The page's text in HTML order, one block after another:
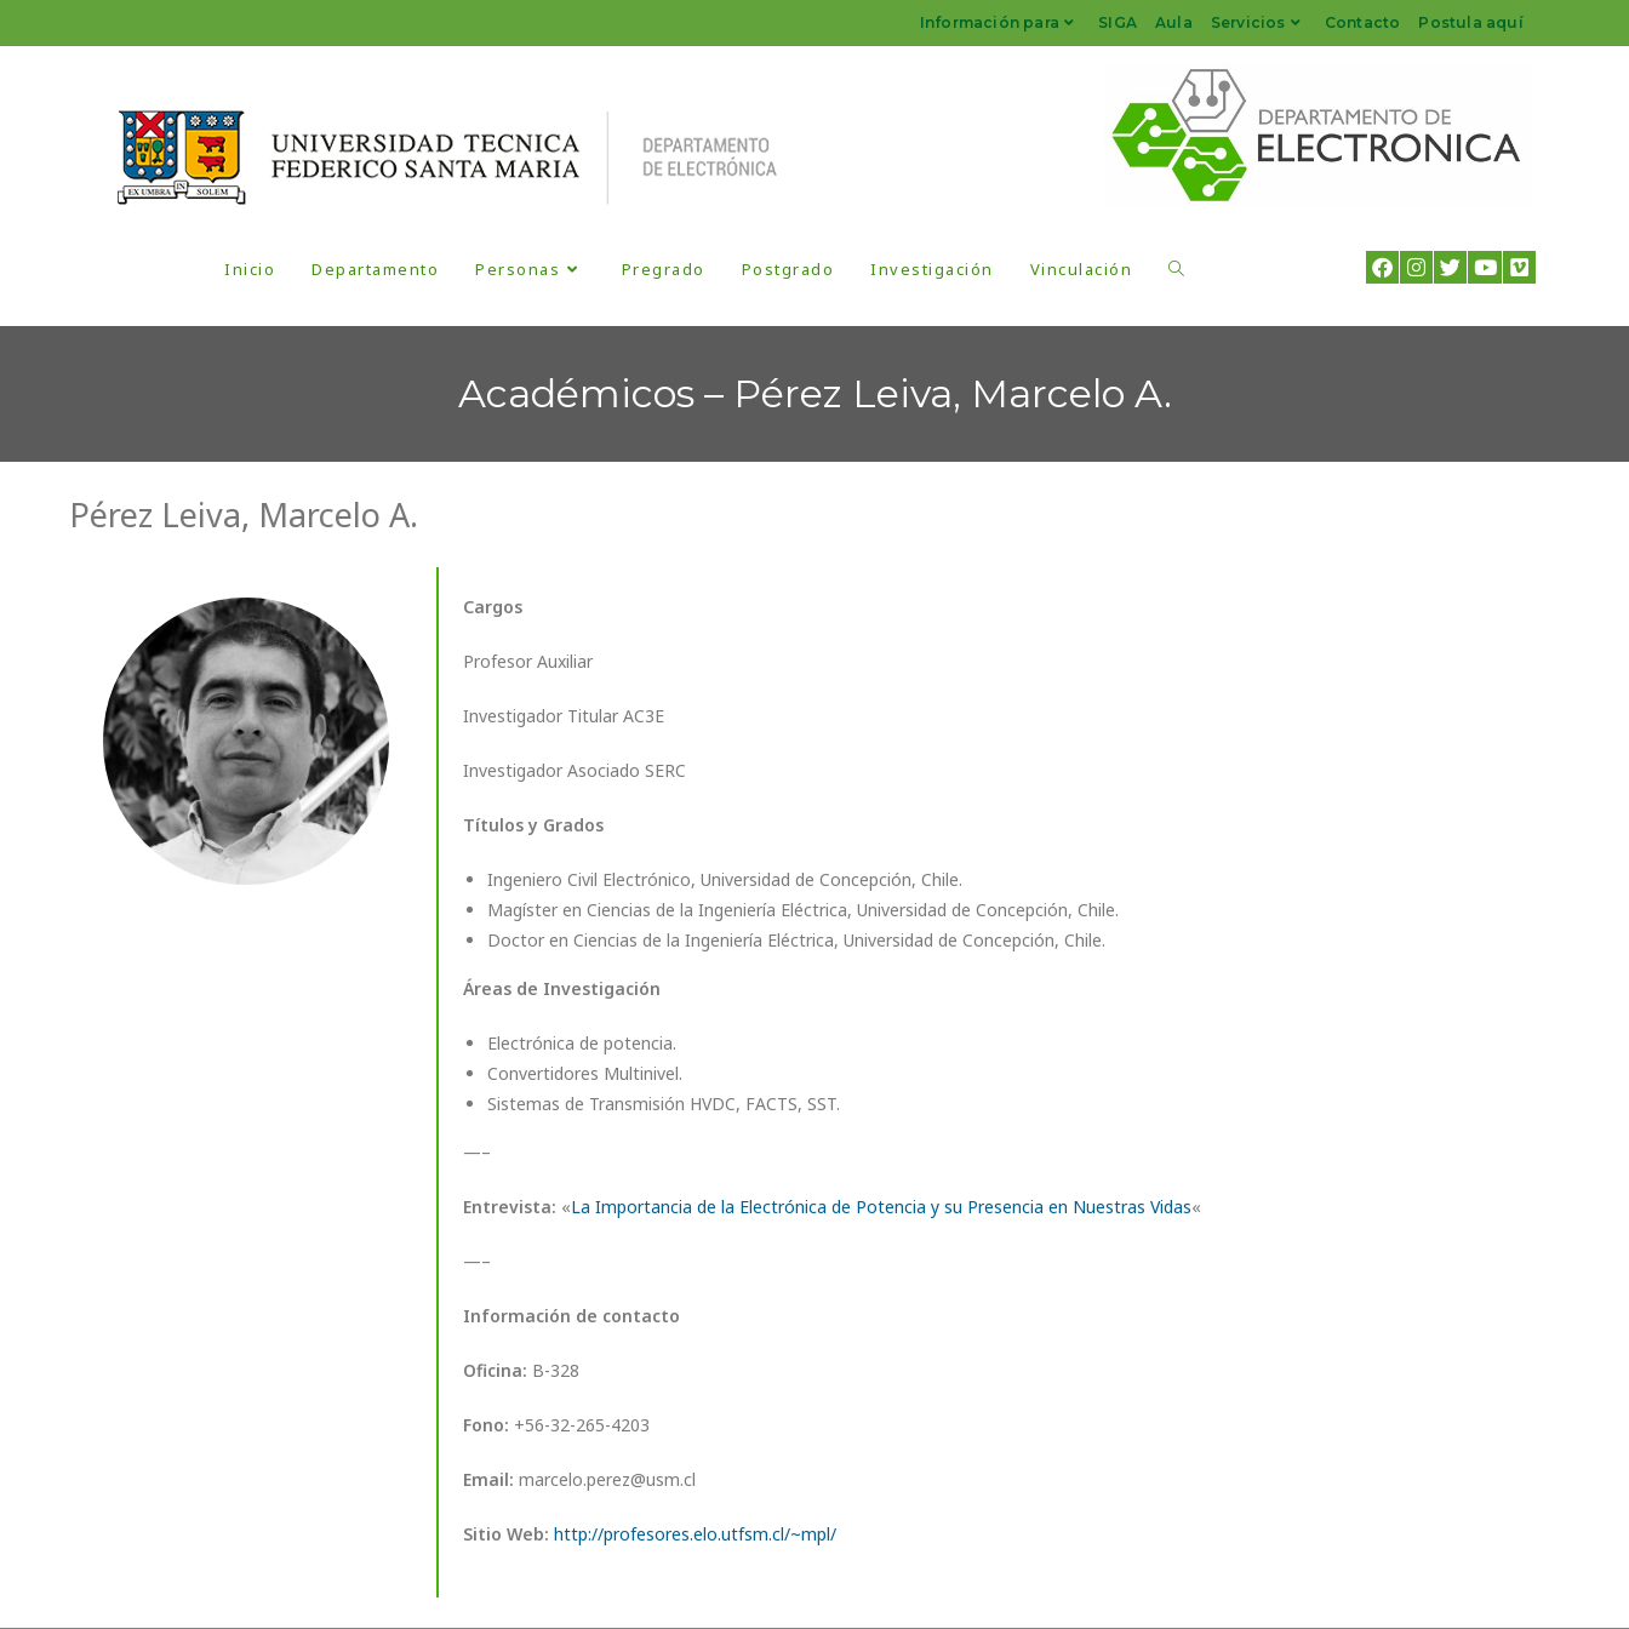
Información para SIGA Aula Servicios Contacto Postula aquí
Inicio Departamento Personas Pregrado Postgrado Investigación Vinculación
Académicos – Pérez Leiva, Marcelo A.
Pérez Leiva, Marcelo A.
Cargos
Profesor Auxiliar
Investigador Titular AC3E
Investigador Asociado SERC
Títulos y Grados
Ingeniero Civil Electrónico, Universidad de Concepción, Chile.
Magíster en Ciencias de la Ingeniería Eléctrica, Universidad de Concepción, Chile.
Doctor en Ciencias de la Ingeniería Eléctrica, Universidad de Concepción, Chile.
Áreas de Investigación
Electrónica de potencia.
Convertidores Multinivel.
Sistemas de Transmisión HVDC, FACTS, SST.
—–
Entrevista: «La Importancia de la Electrónica de Potencia y su Presencia en Nuestras Vidas«
—–
Información de contacto
Oficina: B-328
Fono: +56-32-265-4203
Email: marcelo.perez@usm.cl
Sitio Web: http://profesores.elo.utfsm.cl/~mpl/